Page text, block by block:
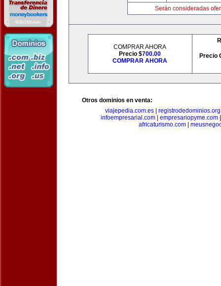
Serán consideradas
COMPRAR AHORA
Precio $700.00
COMPRAR AHORA
Precio
Otros dominios en venta:
viajepedia.com.es| registrodedominios.org
infoempresarial.com| empresariopyme.com
africaturismo.com|